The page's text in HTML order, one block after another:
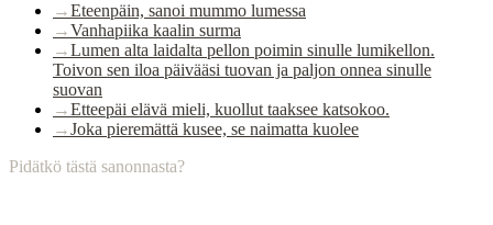
→Eteenpäin, sanoi mummo lumessa
→Vanhapiika kaalin surma
→Lumen alta laidalta pellon poimin sinulle lumikellon.
Toivon sen iloa päivääsi tuovan ja paljon onnea sinulle
suovan
→Etteepäi elävä mieli, kuollut taaksee katsokoo.
→Joka pieremättä kusee, se naimatta kuolee
Pidätkö tästä sanonnasta?